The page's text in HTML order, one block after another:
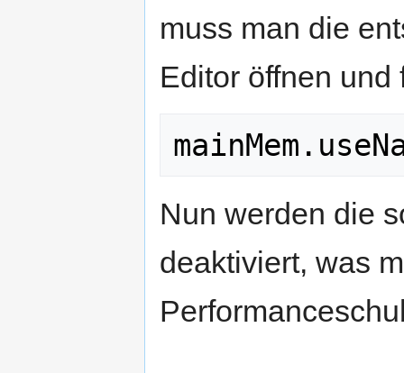
muss man die
Editor öffnen
Nun werden die
deaktiviert, was